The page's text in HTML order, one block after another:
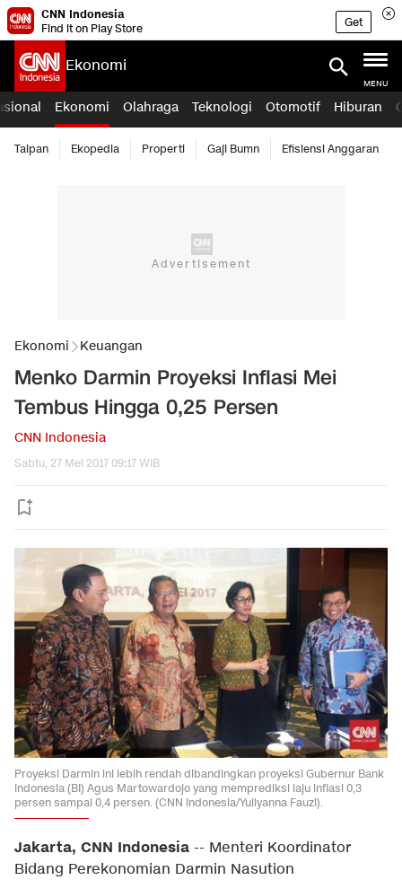
CNN Indonesia
Find it on Play Store
Get
Ekonomi
MENU
Ekonomi Olahraga Teknologi Otomotif Hiburan
Taipan Ekopedia Properti Gaji Bumn Efisiensi Anggaran
Ekonomi Keuangan
Menko Darmin Proyeksi Inflasi Mei
Tembus Hingga 0,25 Persen
CNN Indonesia
Sabtu, 27 Mei 2017 09:17 WIB
Proyeksi Darmin ini lebih rendah dibandingkan proyeksi Gubernur Bank
Indonesia (BI) Agus Martowardojo yang memprediksi laju inflasi 0,3
persen sampai 0,4 persen. (CNN Indonesia/Yuliyanna Fauzi).
Jakarta, CNN Indonesia -- Menteri Koordinator
Bidang Perekonomian Darmin Nasution